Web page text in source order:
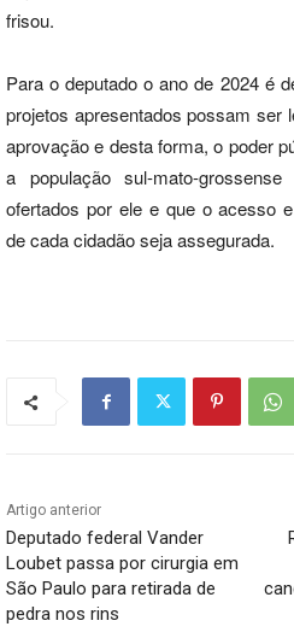
frisou.
Para o deputado o ano de 2024 é
projetos apresentados possam ser
aprovação e desta forma, o poder
a população sul-mato-
ofertados por ele e que o acesso
de cada cidadão seja assegurada.
Artigo anterior
Deputado federal Vander
Loubet passa por cirurgia em
São Paulo para retirada de
pedra nos rins